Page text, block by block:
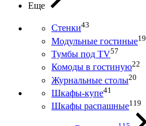
Еще
Стенки43
Модульные гостиные19
Тумбы под ТV57
Комоды в гостиную22
Журнальные столы20
Шкафы-купе41
Шкафы распашные119